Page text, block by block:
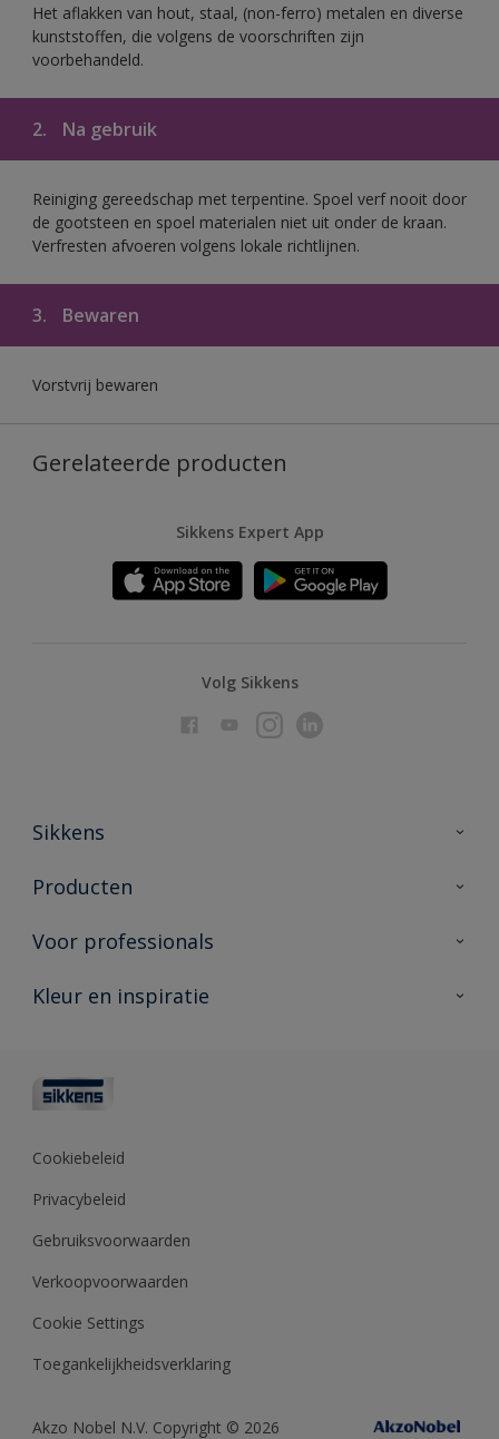
Het aflakken van hout, staal, (non-ferro) metalen en diverse
kunststoffen, die volgens de voorschriften zijn
voorbehandeld.
2. Na gebruik
Reiniging gereedschap met terpentine. Spoel verf nooit door
de gootsteen en spoel materialen niet uit onder de kraan.
Verfresten afvoeren volgens lokale richtlijnen.
3. Bewaren
Vorstvrij bewaren
Gerelateerde producten
Sikkens Expert App
Volg Sikkens
Sikkens
Over Sikkens
Duurzaamheid
Producten
Producten voor binnen
Vind je verkooppunt
Voor professionals
Advies & service
Polyfilla Pro
Sikkens Center
Kleur en inspiratie
Kleurcollecties
Kennisbank
Cookiebeleid
Privacybeleid
Gebruiksvoorwaarden
Verkoopvoorwaarden
Cookie Settings
Toegankelijkheidsverklaring
Akzo Nobel N.V. Copyright © 2026